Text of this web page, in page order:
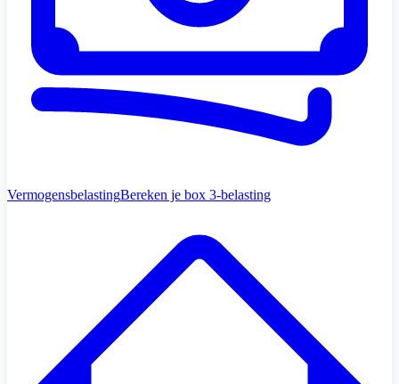
VermogensbelastingBereken je box 3-belasting